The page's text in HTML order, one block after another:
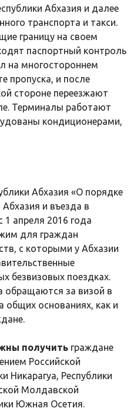
Абхазия и далее
транспорта и такси.
границу на своем
паспортный контроль
на многостороннем
пропуска, и после
стороне переезжают
Терминалы работают
кондиционерами,
Абхазия «О порядке
и въезда в
1 апреля 2016 года
для граждан
с которыми у Абхазии
безвизовых поездках.
обращаются за визой в
общих основаниях, как и
получить граждане
Российской
Никарагуа, Республики
Молдавской
Южная Осетия.